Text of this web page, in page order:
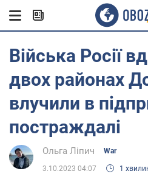
Війська Росії
двох районах
влучили в
постраждалі
Ольга Ліпич War
3.10.2023 04:07 1